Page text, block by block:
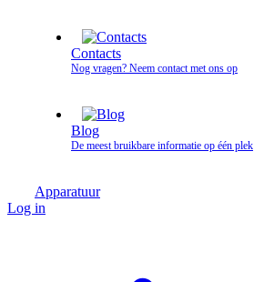
Contacts
Nog vragen? Neem contact met ons op
Blog
De meest bruikbare informatie op één plek
Apparatuur
Log in